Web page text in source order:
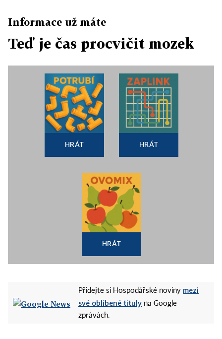
Informace už máte
Teď je čas procvičit mozek
HRÁT HRÁT
HRÁT
Přidejte si Hospodářské noviny mezi
své oblíbené tituly na Google
zprávách.